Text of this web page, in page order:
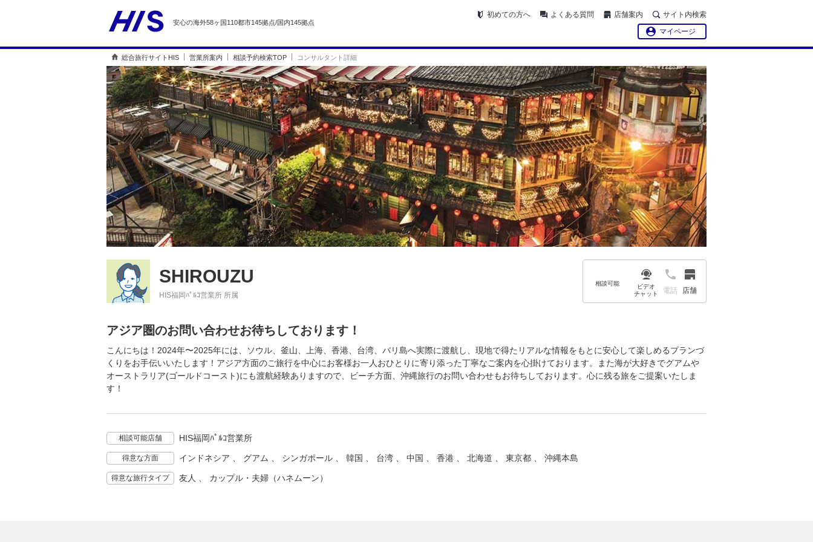
安心の海外58ヶ国110都市145拠点/国内145拠点
マイページ
初めての方へ よくある質問 店舗案内 サイト内検索
総合旅行サイトHIS 営業所案内 相談予約検索TOP コンサルタント詳細
SHIROUZU
HIS福岡ﾊﾟﾙｺ営業所 所属
相談可能
ビデオ
チャット
電話 店舗
アジア圏のお問い合わせお待ちしております！
こんにちは！2024年〜2025年には、ソウル、釜山、上海、香港、台湾、バリ島へ実際に渡航し、現地で得たリアルな情報をもとに安心して楽しめるプランづ
くりをお手伝いいたします！アジア方面のご旅行を中心にお客様お一人おひとりに寄り添った丁寧なご案内を心掛けております。また海が大好きでグアムや
オーストラリア(ゴールドコースト)にも渡航経験ありますので、ビーチ方面、沖縄旅行のお問い合わせもお待ちしております。心に残る旅をご提案いたしま
す！
相談可能店舗 HIS福岡ﾊﾟﾙｺ営業所
得意な方面 インドネシア 、 グアム 、 シンガポール 、 韓国 、 台湾 、 中国 、 香港 、 北海道 、 東京都 、 沖縄本島
得意な旅行タイプ 友人 、 カップル・夫婦（ハネムーン）